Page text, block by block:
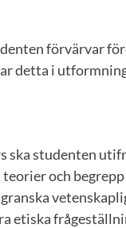
förvärvar
detta i
ska studenten
teorier och
etiska